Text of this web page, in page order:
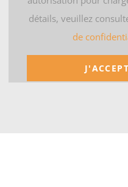
détails, veuillez
de